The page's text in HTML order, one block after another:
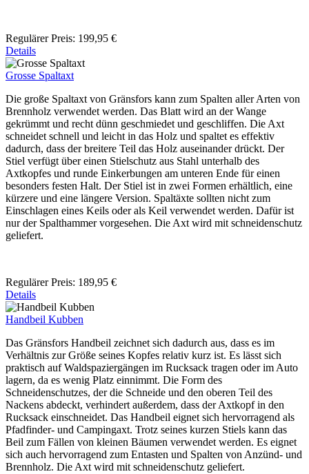
Regulärer Preis: 199,95 €
Details
Grosse Spaltaxt
Die große Spaltaxt von Gränsfors kann zum Spalten aller Arten von
Brennholz verwendet werden. Das Blatt wird an der Wange
gekrümmt und recht dünn geschmiedet und geschliffen. Die Axt
schneidet schnell und leicht in das Holz und spaltet es effektiv
dadurch, dass der breitere Teil das Holz auseinander drückt. Der
Stiel verfügt über einen Stielschutz aus Stahl unterhalb des
Axtkopfes und runde Einkerbungen am unteren Ende für einen
besonders festen Halt. Der Stiel ist in zwei Formen erhältlich, eine
kürzere und eine längere Version. Spaltäxte sollten nicht zum
Einschlagen eines Keils oder als Keil verwendet werden. Dafür ist
nur der Spalthammer vorgesehen. Die Axt wird mit schneidenschutz
geliefert.
Regulärer Preis: 189,95 €
Details
Handbeil Kubben
Das Gränsfors Handbeil zeichnet sich dadurch aus, dass es im
Verhältnis zur Größe seines Kopfes relativ kurz ist. Es lässt sich
praktisch auf Waldspaziergängen im Rucksack tragen oder im Auto
lagern, da es wenig Platz einnimmt. Die Form des
Schneidenschutzes, der die Schneide und den oberen Teil des
Nackens abdeckt, verhindert außerdem, dass der Axtkopf in den
Rucksack einschneidet. Das Handbeil eignet sich hervorragend als
Pfadfinder- und Campingaxt. Trotz seines kurzen Stiels kann das
Beil zum Fällen von kleinen Bäumen verwendet werden. Es eignet
sich auch hervorragend zum Entasten und Spalten von Anzünd- und
Brennholz. Die Axt wird mit schneidenschutz geliefert.